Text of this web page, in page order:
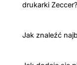
drukarki Zeccer?
Jak znaleźć